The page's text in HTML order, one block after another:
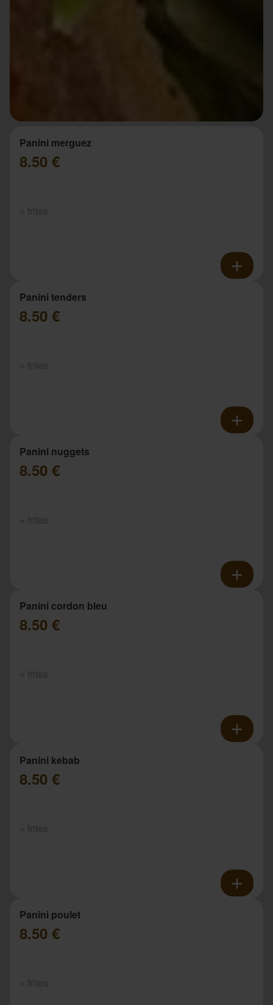
Panini merguez
8.50 €
Panini tenders
8.50 €
Panini nuggets
8.50 €
Panini cordon bleu
8.50 €
Panini kebab
8.50 €
Panini poulet
8.50 €